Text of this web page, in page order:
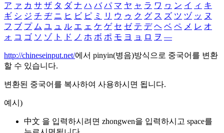
ア ァ カ サ ザ タ ダ ナ ハ バ パ マ ヤ ャ ラ ワ ヮ ン イ ィ キ
ギ シ ジ チ ヂ ニ ヒ ビ ピ ミ リ ウ ゥ ク グ ス ズ ツ ヅ ッ ヌ
フ ブ プ ム ユ ュ ル エ ェ ケ ゲ セ ゼ テ デ ヘ ベ ペ メ レ オ
ォ コ ゴ ソ ゾ ト ド ノ ホ ボ ポ モ ヨ ョ ロ ヲ ―
http://chineseinput.net/에서 pinyin(병음)방식으로 중국어를 변환
할 수 있습니다.
변환된 중국어를 복사하여 사용하시면 됩니다.
예시)
中文 을 입력하시려면 zhongwen을 입력하시고 space를